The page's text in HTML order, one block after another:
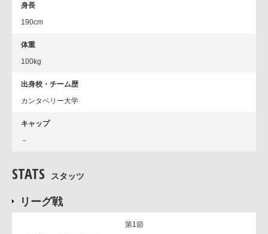
身長
190cm
体重
100kg
出身校・チーム歴
カンタベリー大学
キャップ
－
STATS スタッツ
リーグ戦
第1節